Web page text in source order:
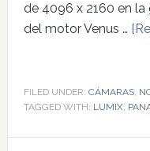
de 4096 x 2160 en
del motor Venus …
FILED UNDER: CÁMARAS,
TAGGED WITH: LUMIX,